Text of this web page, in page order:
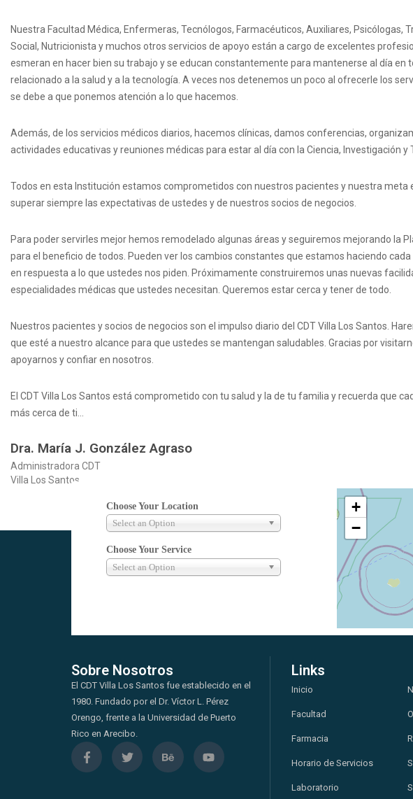
Nuestra Facultad Médica, Enfermeras, Tecnólogos, Farmacéuticos, Auxiliares, Psicólogas,
Social, Nutricionista y muchos otros servicios de apoyo están a cargo de excelentes
esmeran en hacer bien su trabajo y se educan constantemente para mantenerse al día en
relacionado a la salud y a la tecnología. A veces nos detenemos un poco al ofrecerle los
se debe a que ponemos atención a lo que hacemos.
Además, de los servicios médicos diarios, hacemos clínicas, damos conferencias,
actividades educativas y reuniones médicas para estar al día con la Ciencia, Investigación y
Todos en esta Institución estamos comprometidos con nuestros pacientes y nuestra meta
superar siempre las expectativas de ustedes y de nuestros socios de negocios.
Para poder servirles mejor hemos remodelado algunas áreas y seguiremos mejorando la
para el beneficio de todos. Pueden ver los cambios constantes que estamos haciendo cada
en respuesta a lo que ustedes nos piden. Próximamente construiremos unas nuevas
especialidades médicas que ustedes necesitan. Queremos estar cerca y tener de todo.
Nuestros pacientes y socios de negocios son el impulso diario del CDT Villa Los Santos.
que esté a nuestro alcance para que ustedes se mantengan saludables. Gracias por
apoyarnos y confiar en nosotros.
El CDT Villa Los Santos está comprometido con tu salud y la de tu familia y recuerda que
más cerca de ti…
Dra. María J. González Agraso
Administradora CDT
Villa Los Santos
Choose Your Location
Select an Option
Choose Your Service
Select an Option
+
−
Sobre Nosotros
El CDT Villa Los Santos fue establecido en el
1980. Fundado por el Dr. Víctor L. Pérez
Orengo, frente a la Universidad de Puerto
Rico en Arecibo.
Links
Inicio
Facultad
Farmacia
Horario de Servicios
Laboratorio